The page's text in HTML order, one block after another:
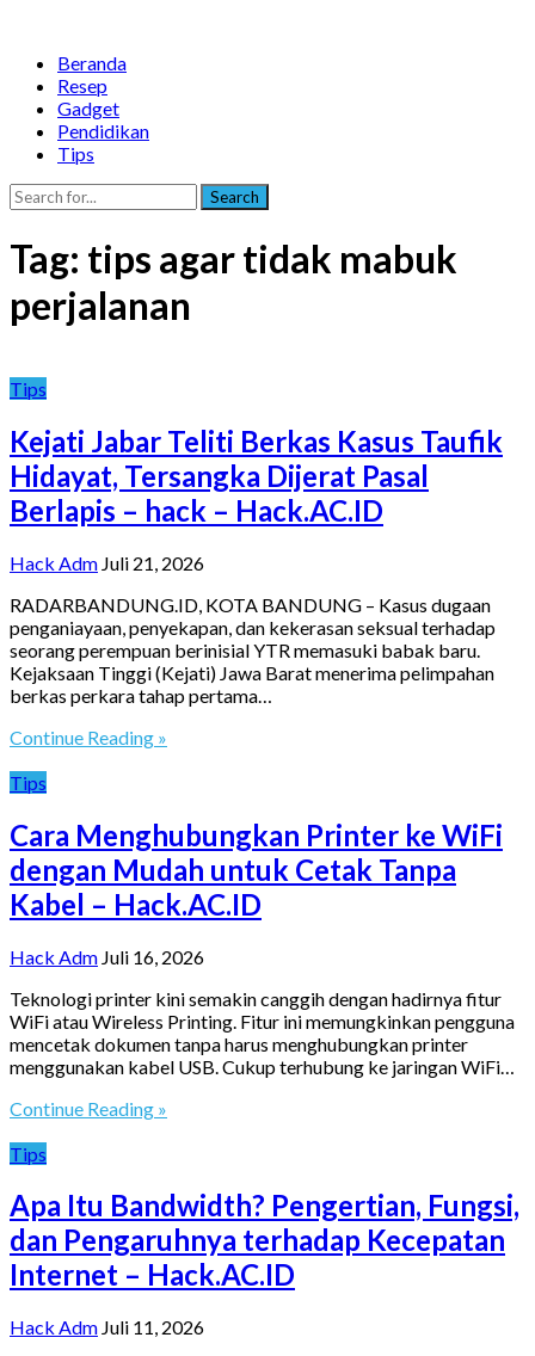
Beranda
Resep
Gadget
Pendidikan
Tips
Search
Tag: tips agar tidak mabuk
perjalanan
Tips
Kejati Jabar Teliti Berkas Kasus Taufik
Hidayat, Tersangka Dijerat Pasal
Berlapis – hack – Hack.AC.ID
Hack Adm Juli 21, 2026
RADARBANDUNG.ID, KOTA BANDUNG – Kasus dugaan
penganiayaan, penyekapan, dan kekerasan seksual terhadap
seorang perempuan berinisial YTR memasuki babak baru.
Kejaksaan Tinggi (Kejati) Jawa Barat menerima pelimpahan
berkas perkara tahap pertama…
Continue Reading »
Tips
Cara Menghubungkan Printer ke WiFi
dengan Mudah untuk Cetak Tanpa
Kabel – Hack.AC.ID
Hack Adm Juli 16, 2026
Teknologi printer kini semakin canggih dengan hadirnya fitur
WiFi atau Wireless Printing. Fitur ini memungkinkan pengguna
mencetak dokumen tanpa harus menghubungkan printer
menggunakan kabel USB. Cukup terhubung ke jaringan WiFi…
Continue Reading »
Tips
Apa Itu Bandwidth? Pengertian, Fungsi,
dan Pengaruhnya terhadap Kecepatan
Internet – Hack.AC.ID
Hack Adm Juli 11, 2026